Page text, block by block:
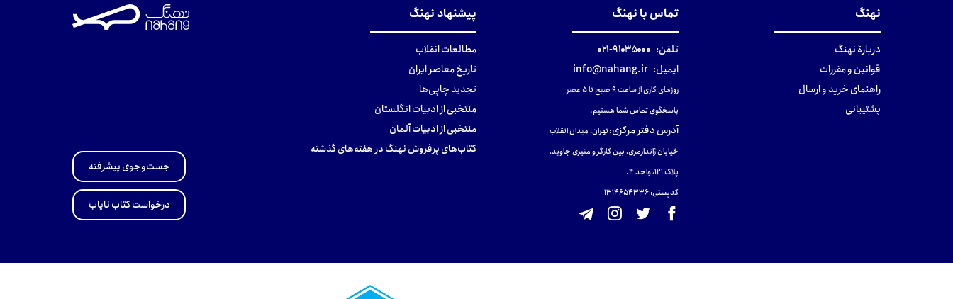
نهنگ
دربارهٔ نهنگ
قوانین و مقررات
راهنمای خرید و ارسال
پشتیبانی
تماس با نهنگ
تلفن: ۹۱۰۳۵۰۰۰-۰۲۱
ایمیل: info@nahang.ir
روزهای کاری از ساعت ۹ صبح تا ۵ عصر
پاسخگوی تماس شما هستیم.
آدرس دفتر مرکزی:تهران، میدان انقلاب
خیابان ژاندارمری، بین کارگر و منیری جاوید،
پلاک 121، واحد ۴.
کدپستی: 131465433۶
پیشنهاد نهنگ
مطالعات انقلاب
تاریخ معاصر ایران
تجدید چاپی‌ها
منتخبی از ادبیات انگلستان
منتخبی از ادبیات آلمان
کتاب‌های پرفروش نهنگ در هفته‌های گذشته
جست‌وجوی پیشرفته
درخواست کتاب نایاب